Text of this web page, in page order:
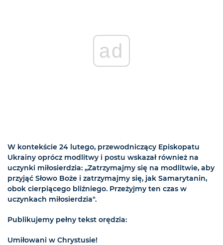
ad
W kontekście 24 lutego, przewodniczący Episkopatu
Ukrainy oprócz modlitwy i postu wskazał również na
uczynki miłosierdzia: „Zatrzymajmy się na modlitwie, aby
przyjąć Słowo Boże i zatrzymajmy się, jak Samarytanin,
obok cierpiącego bliźniego. Przeżyjmy ten czas w
uczynkach miłosierdzia".
Publikujemy pełny tekst orędzia:
Umiłowani w Chrystusie!